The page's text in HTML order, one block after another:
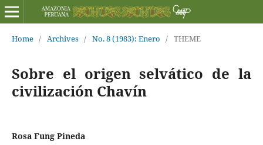
Home / Archives / No. 8 (1983): Enero / THEME
Sobre el origen selvático de la
civilización Chavín
Rosa Fung Pineda